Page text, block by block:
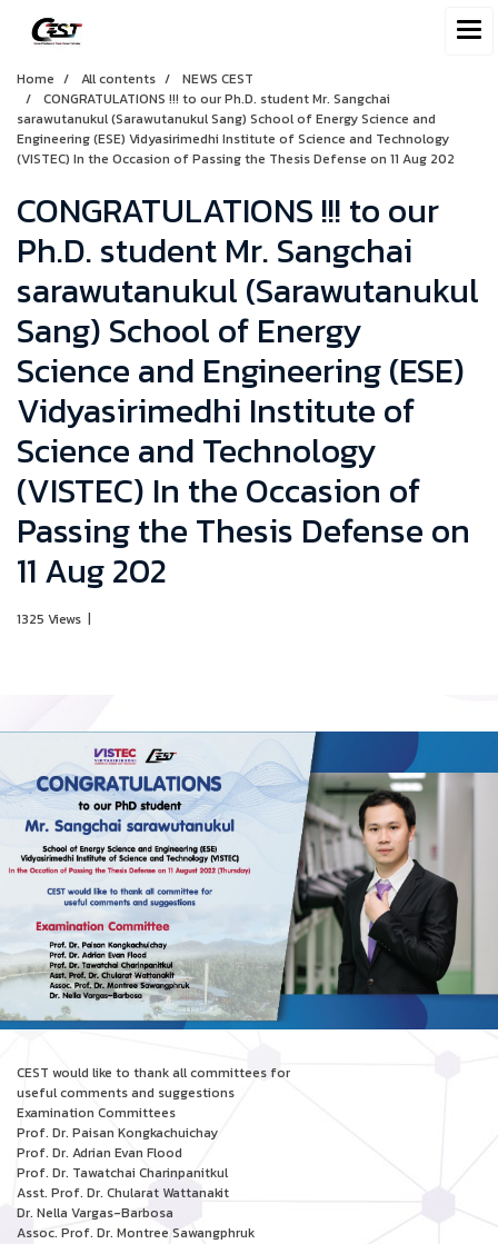
Home All contents
NEWS CEST
CONGRATULATIONS !!! to our Ph.D. student Mr. Sangchai
sarawutanukul (Sarawutanukul Sang) School of Energy Science and
Engineering (ESE) Vidyasirimedhi Institute of Science and Technology
(VISTEC) In the Occasion of Passing the Thesis Defense on 11 Aug 202
CONGRATULATIONS !!! to our
Ph.D. student Mr. Sangchai
sarawutanukul (Sarawutanukul
Sang) School of Energy
Science and Engineering (ESE)
Vidyasirimedhi Institute of
Science and Technology
(VISTEC) In the Occasion of
Passing the Thesis Defense on
11 Aug 202
1325 Views |
CEST would like to thank all committees for
useful comments and suggestions
Examination Committees
Prof. Dr. Paisan Kongkachuichay
Prof. Dr. Adrian Evan Flood
Prof. Dr. Tawatchai Charinpanitkul
Asst. Prof. Dr. Chularat Wattanakit
Dr. Nella Vargas-Barbosa
Assoc. Prof. Dr. Montree Sawangphruk